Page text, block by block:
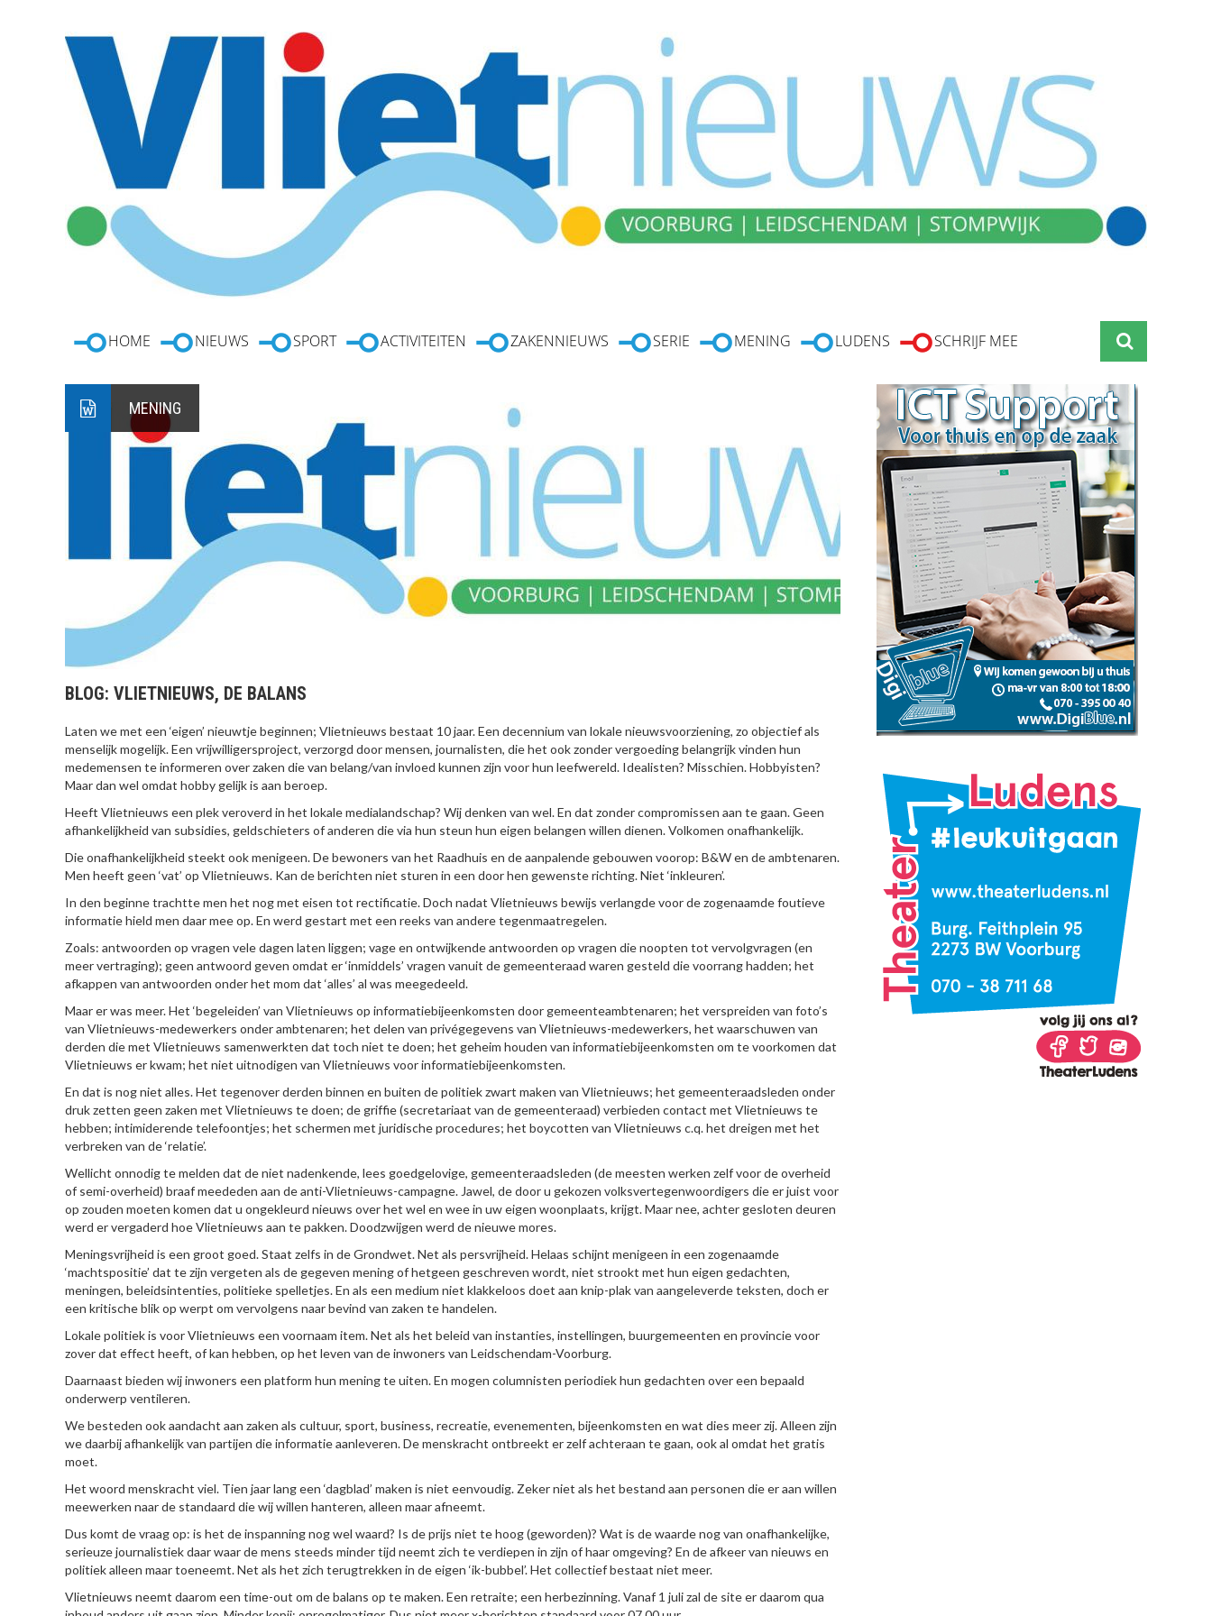
HOME NIEUWS SPORT ACTIVITEITEN ZAKENNIEUWS SERIE MENING LUDENS SCHRIJF MEE
MENING
BLOG: VLIETNIEUWS, DE BALANS
Laten we met een ‘eigen’ nieuwtje beginnen; Vlietnieuws bestaat 10 jaar. Een decennium van lokale nieuwsvoorziening, zo objectief als
menselijk mogelijk. Een vrijwilligersproject, verzorgd door mensen, journalisten, die het ook zonder vergoeding belangrijk vinden hun
medemensen te informeren over zaken die van belang/van invloed kunnen zijn voor hun leefwereld. Idealisten? Misschien. Hobbyisten?
Maar dan wel omdat hobby gelijk is aan beroep.
Heeft Vlietnieuws een plek veroverd in het lokale medialandschap? Wij denken van wel. En dat zonder compromissen aan te gaan. Geen
afhankelijkheid van subsidies, geldschieters of anderen die via hun steun hun eigen belangen willen dienen. Volkomen onafhankelijk.
Die onafhankelijkheid steekt ook menigeen. De bewoners van het Raadhuis en de aanpalende gebouwen voorop: B&W en de ambtenaren.
Men heeft geen ‘vat’ op Vlietnieuws. Kan de berichten niet sturen in een door hen gewenste richting. Niet ‘inkleuren’.
In den beginne trachtte men het nog met eisen tot rectificatie. Doch nadat Vlietnieuws bewijs verlangde voor de zogenaamde foutieve
informatie hield men daar mee op. En werd gestart met een reeks van andere tegenmaatregelen.
Zoals: antwoorden op vragen vele dagen laten liggen; vage en ontwijkende antwoorden op vragen die noopten tot vervolgvragen (en
meer vertraging); geen antwoord geven omdat er ‘inmiddels’ vragen vanuit de gemeenteraad waren gesteld die voorrang hadden; het
afkappen van antwoorden onder het mom dat ‘alles’ al was meegedeeld.
Maar er was meer. Het ‘begeleiden’ van Vlietnieuws op informatiebijeenkomsten door gemeenteambtenaren; het verspreiden van foto’s
van Vlietnieuws-medewerkers onder ambtenaren; het delen van privégegevens van Vlietnieuws-medewerkers, het waarschuwen van
derden die met Vlietnieuws samenwerkten dat toch niet te doen; het geheim houden van informatiebijeenkomsten om te voorkomen dat
Vlietnieuws er kwam; het niet uitnodigen van Vlietnieuws voor informatiebijeenkomsten.
En dat is nog niet alles. Het tegenover derden binnen en buiten de politiek zwart maken van Vlietnieuws; het gemeenteraadsleden onder
druk zetten geen zaken met Vlietnieuws te doen; de griffie (secretariaat van de gemeenteraad) verbieden contact met Vlietnieuws te
hebben; intimiderende telefoontjes; het schermen met juridische procedures; het boycotten van Vlietnieuws c.q. het dreigen met het
verbreken van de ‘relatie’.
Wellicht onnodig te melden dat de niet nadenkende, lees goedgelovige, gemeenteraadsleden (de meesten werken zelf voor de overheid
of semi-overheid) braaf meededen aan de anti-Vlietnieuws-campagne. Jawel, de door u gekozen volksvertegenwoordigers die er juist voor
op zouden moeten komen dat u ongekleurd nieuws over het wel en wee in uw eigen woonplaats, krijgt. Maar nee, achter gesloten deuren
werd er vergaderd hoe Vlietnieuws aan te pakken. Doodzwijgen werd de nieuwe mores.
Meningsvrijheid is een groot goed. Staat zelfs in de Grondwet. Net als persvrijheid. Helaas schijnt menigeen in een zogenaamde
‘machtspositie’ dat te zijn vergeten als de gegeven mening of hetgeen geschreven wordt, niet strookt met hun eigen gedachten,
meningen, beleidsintenties, politieke spelletjes. En als een medium niet klakkeloos doet aan knip-plak van aangeleverde teksten, doch er
een kritische blik op werpt om vervolgens naar bevind van zaken te handelen.
Lokale politiek is voor Vlietnieuws een voornaam item. Net als het beleid van instanties, instellingen, buurgemeenten en provincie voor
zover dat effect heeft, of kan hebben, op het leven van de inwoners van Leidschendam-Voorburg.
Daarnaast bieden wij inwoners een platform hun mening te uiten. En mogen columnisten periodiek hun gedachten over een bepaald
onderwerp ventileren.
We besteden ook aandacht aan zaken als cultuur, sport, business, recreatie, evenementen, bijeenkomsten en wat dies meer zij. Alleen zijn
we daarbij afhankelijk van partijen die informatie aanleveren. De menskracht ontbreekt er zelf achteraan te gaan, ook al omdat het gratis
moet.
Het woord menskracht viel. Tien jaar lang een ‘dagblad’ maken is niet eenvoudig. Zeker niet als het bestand aan personen die er aan willen
meewerken naar de standaard die wij willen hanteren, alleen maar afneemt.
Dus komt de vraag op: is het de inspanning nog wel waard? Is de prijs niet te hoog (geworden)? Wat is de waarde nog van onafhankelijke,
serieuze journalistiek daar waar de mens steeds minder tijd neemt zich te verdiepen in zijn of haar omgeving? En de afkeer van nieuws en
politiek alleen maar toeneemt. Net als het zich terugtrekken in de eigen ‘ik-bubbel’. Het collectief bestaat niet meer.
Vlietnieuws neemt daarom een time-out om de balans op te maken. Een retraite; een herbezinning. Vanaf 1 juli zal de site er daarom qua